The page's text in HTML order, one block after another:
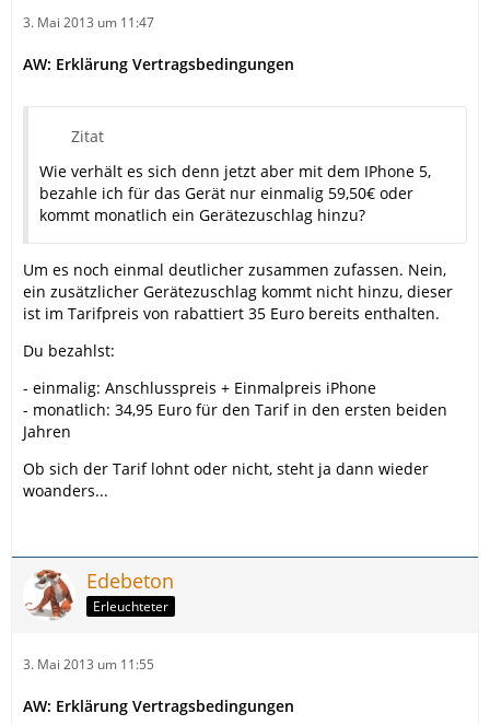
3. Mai 2013 um 11:47
AW: Erklärung Vertragsbedingungen
Zitat
Wie verhält es sich denn jetzt aber mit dem IPhone 5,
bezahle ich für das Gerät nur einmalig 59,50€ oder
kommt monatlich ein Gerätezuschlag hinzu?
Um es noch einmal deutlicher zusammen zufassen. Nein,
ein zusätzlicher Gerätezuschlag kommt nicht hinzu, dieser
ist im Tarifpreis von rabattiert 35 Euro bereits enthalten.
Du bezahlst:
- einmalig: Anschlusspreis + Einmalpreis iPhone
- monatlich: 34,95 Euro für den Tarif in den ersten beiden
Jahren
Ob sich der Tarif lohnt oder nicht, steht ja dann wieder
woanders...
Edebeton
Erleuchteter
3. Mai 2013 um 11:55
AW: Erklärung Vertragsbedingungen